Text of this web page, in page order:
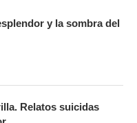
y la sombra del
Relatos suicidas